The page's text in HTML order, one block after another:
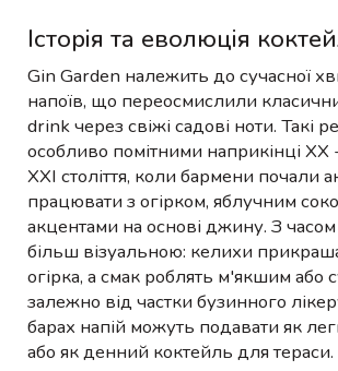
Історія та еволюція
Gin Garden належить до сучасної
напоїв, що переосмислили
drink через свіжі садові ноти. Такі
особливо помітними наприкінці XX
XXI століття, коли бармени почали
працювати з огірком, яблучним
акцентами на основі джину. З часом
більш візуальною: келихи
огірка, а смак роблять м'якшим або
залежно від частки бузинного
барах напій можуть подавати як
або як денний коктейль для тераси.